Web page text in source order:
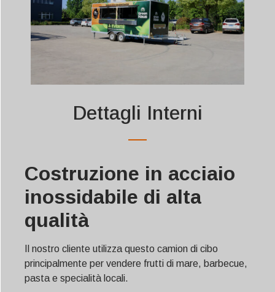
Dettagli Interni
Costruzione in acciaio
inossidabile di alta
qualità
Il nostro cliente utilizza questo camion di cibo
principalmente per vendere frutti di mare, barbecue,
pasta e specialità locali.